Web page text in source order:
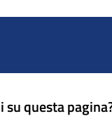
questa